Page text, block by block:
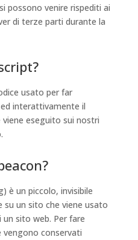
possono venire rispediti ai
di terze parti durante la
usato per far
interattivamente il
eseguito sui nostri
è un piccolo, invisibile
un sito che viene usato
sito web. Per fare
vengono conservati